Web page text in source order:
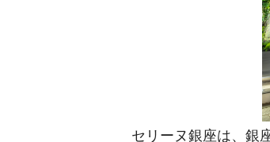
セリーヌ銀座は、銀